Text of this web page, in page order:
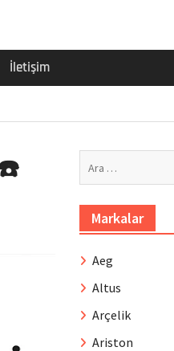
İletişim
☎️
Markalar
Aeg
Altus
Arçelik
Ariston